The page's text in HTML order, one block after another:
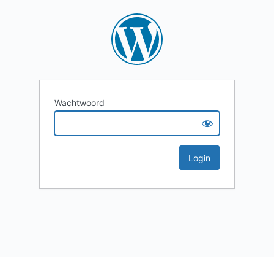
Wachtwoord